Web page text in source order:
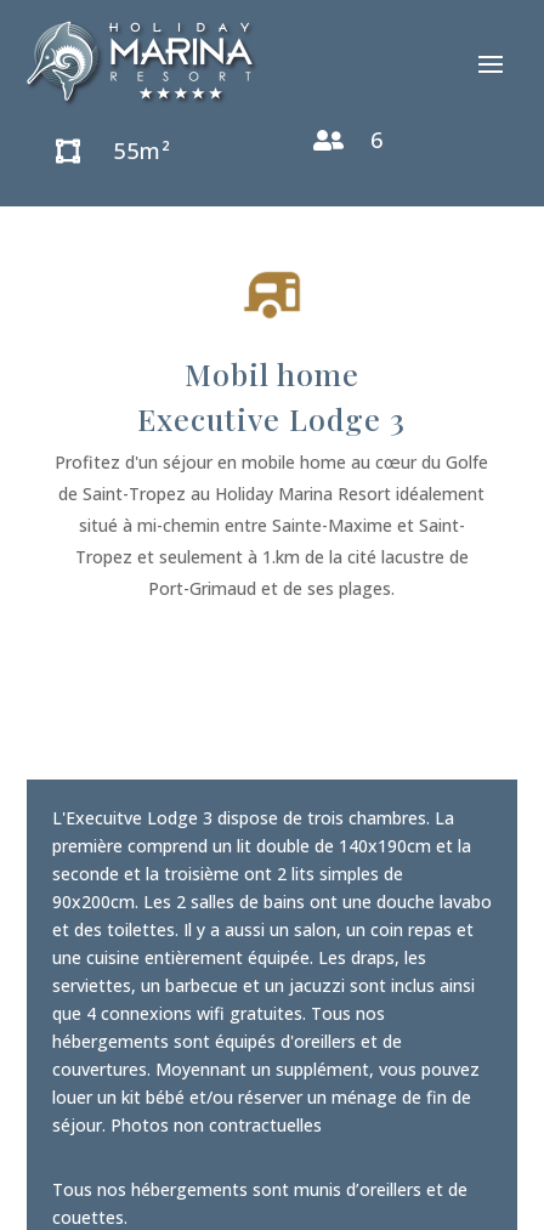
 55m²  6
Mobil home
Executive Lodge 3
Profitez d'un séjour en mobile home au cœur du Golfe
de Saint-Tropez au Holiday Marina Resort idéalement
situé à mi-chemin entre Sainte-Maxime et Saint-
Tropez et seulement à 1.km de la cité lacustre de
Port-Grimaud et de ses plages.
L'Execuitve Lodge 3 dispose de trois chambres. La
première comprend un lit double de 140x190cm et la
seconde et la troisième ont 2 lits simples de
90x200cm. Les 2 salles de bains ont une douche lavabo
et des toilettes. Il y a aussi un salon, un coin repas et
une cuisine entièrement équipée. Les draps, les
serviettes, un barbecue et un jacuzzi sont inclus ainsi
que 4 connexions wifi gratuites. Tous nos
hébergements sont équipés d'oreillers et de
couvertures. Moyennant un supplément, vous pouvez
louer un kit bébé et/ou réserver un ménage de fin de
séjour. Photos non contractuelles
Tous nos hébergements sont munis d’oreillers et de
couettes.